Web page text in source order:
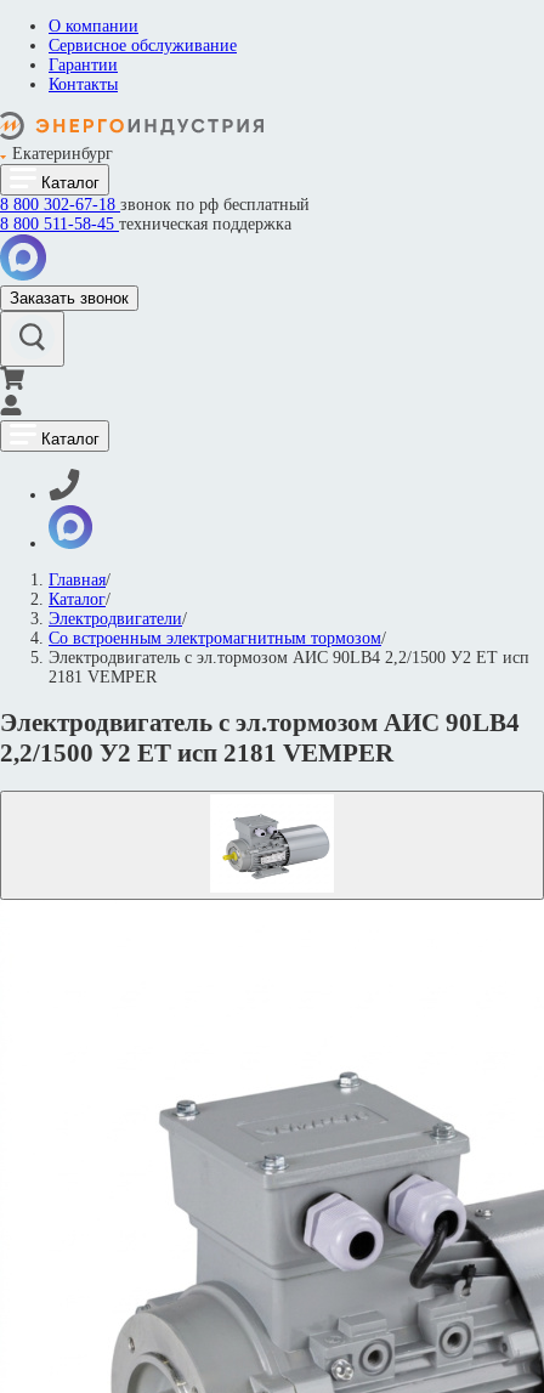
О компании
Сервисное обслуживание
Гарантии
Контакты
Екатеринбург
Каталог
8 800 302-67-18 звонок по рф бесплатный
8 800 511-58-45 техническая поддержка
Заказать звонок
Каталог
Главная/
Каталог/
Электродвигатели/
Со встроенным электромагнитным тормозом/
Электродвигатель с эл.тормозом АИС 90LВ4 2,2/1500 У2 ET исп
2181 VEMPER
Электродвигатель с эл.тормозом АИС 90LВ4
2,2/1500 У2 ET исп 2181 VEMPER